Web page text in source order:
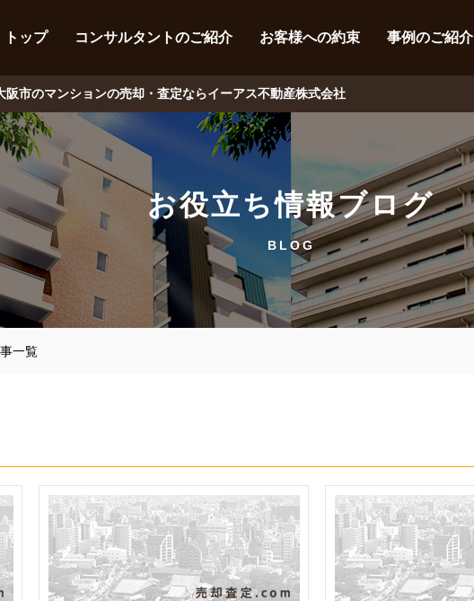
トップ コンサルタントのご紹介 お客様への約束 事例のご紹介
市のマンションの売却・査定ならイーアス不動産株式会社
お役立ち情報ブログ
BLOG
一覧